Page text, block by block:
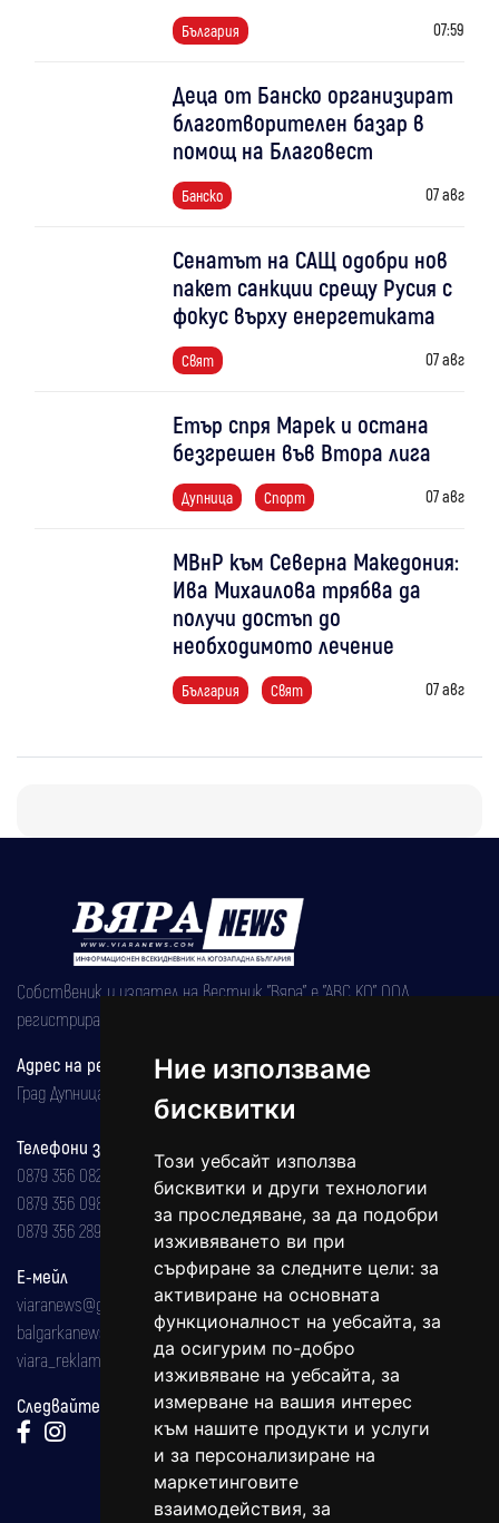
Ние използваме
бисквитки
Този уебсайт използва
бисквитки и други технологии
за проследяване, за да подобри
изживяването ви при
сърфиране за следните цели: за
активиране на основната
функционалност на уебсайта, за
да осигурим по-добро
изживяване на уебсайта, за
измерване на вашия интерес
към нашите продукти и услуги
и за персонализиране на
маркетинговите
взаимодействия, за
България 07:59
Деца от Банско организират
благотворителен базар в
помощ на Благовест
Банско 07 авг
Сенатът на САЩ одобри нов
пакет санкции срещу Русия с
фокус върху енергетиката
Свят 07 авг
Етър спря Марек и остана
безгрешен във Втора лига
Дупница Спорт 07 авг
МВнР към Северна Македония:
Ива Михаилова трябва да
получи достъп до
необходимото лечение
България Свят 07 авг
Собственик и издател на вестник "Вяра" е "АВС КО" ООД,
регистрирана на 08.05.2002 година.
Адрес на редакцията
Град Дупница, ул.''Христо Ботев" 43
Телефони за реклама и абонаменти
0879 356 082
0879 356 098
0879 356 289
Е-мейл
viaranews@gmail.com
balgarkanews@gmail.com
viara_reklama@mail.bg
Следвайте ни: